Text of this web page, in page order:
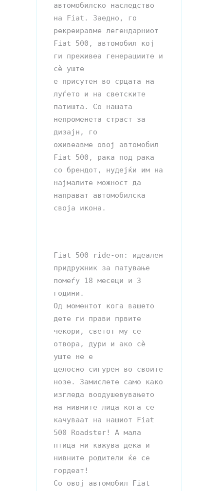
автомобилско наследство
на Fiat. Заедно, го
рекреиравме легендарниот
Fiat 500, автомобил кој
ги преживеа генерациите и
сè уште
е присутен во срцата на
луѓето и на светските
патишта. Со нашата
непроменета страст за
дизајн, го
оживеавме овој автомобил
Fiat 500, рака под рака
со брендот, нудејќи им на
најмалите можност да
направат автомобилска
своја икона.
Fiat 500 ride-on: идеален
придружник за патување
помеѓу 18 месеци и 3
години.
Од моментот кога вашето
дете ги прави првите
чекори, светот му се
отвора, дури и ако сè
уште не е
целосно сигурен во своите
нозе. Замислете само како
изгледа воодушевувањето
на нивните лица кога се
качуваат на нашиот Fiat
500 Roadster! А мала
птица ни кажува дека и
нивните родители ќе се
гордеат!
Со овој автомобил Fiat